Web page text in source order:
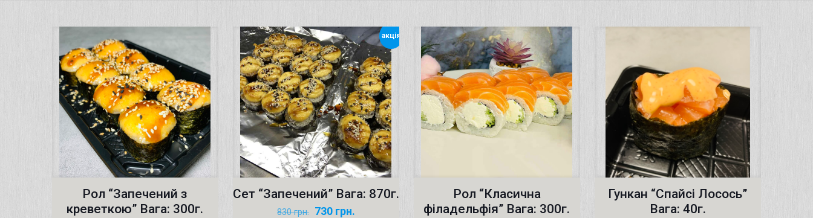
Рол “Запечений з
креветкою” Вага: 300г.
акція
Сет “Запечений” Вага: 870г.
830грн. Оригінальна
730 грн.Поточна
Рол “Класична
філадельфія” Вага: 300г.
Гункан “Спайсі Лосось”
Вага: 40г.